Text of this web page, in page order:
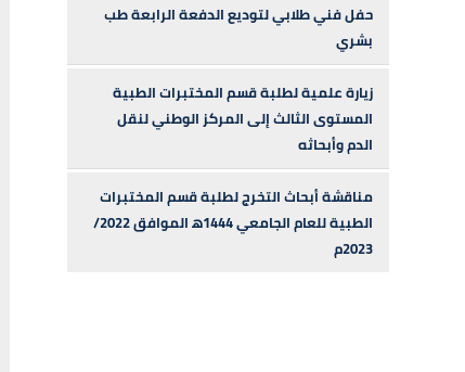
حفل فني طلابي لتوديع الدفعة الرابعة طب
بشري
زيارة علمية لطلبة قسم المختبرات الطبية
المستوى الثالث إلى المركز الوطني لنقل
الدم وأبحاثه
مناقشة أبحاث التخرج لطلبة قسم المختبرات
الطبية للعام الجامعي 1444ه‍ الموافق 2022/
2023م